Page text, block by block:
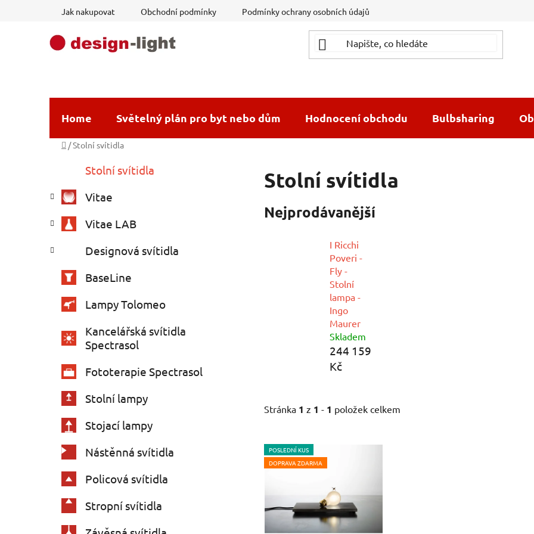
Jak nakupovat Obchodní podmínky Podmínky ochrany osobních údajů
Home Světelný plán pro byt nebo dům Hodnocení obchodu Bulbsharing
Domů
/Stolní svítidla
s
r
n
kategorie
e
o
i
Stolní svítidla
Vitae
Vitae LAB
Designová svítidla
BaseLine
Lampy Tolomeo
Kancelářská svítidla
Spectrasol
Fototerapie Spectrasol
Stolní lampy
Stojací lampy
Nástěnná svítidla
Policová svítidla
Stropní svítidla
Stolní svítidla
Nejprodávanější
I Ricchi
Poveri -
Fly -
Stolní
lampa -
Ingo
Maurer
Skladem
244 159
Kč
Stránka 1 z 1 - 1 položek celkem
V
ý
i
s
p
POSLEDNÍ KUS
DOPRAVA ZDARMA